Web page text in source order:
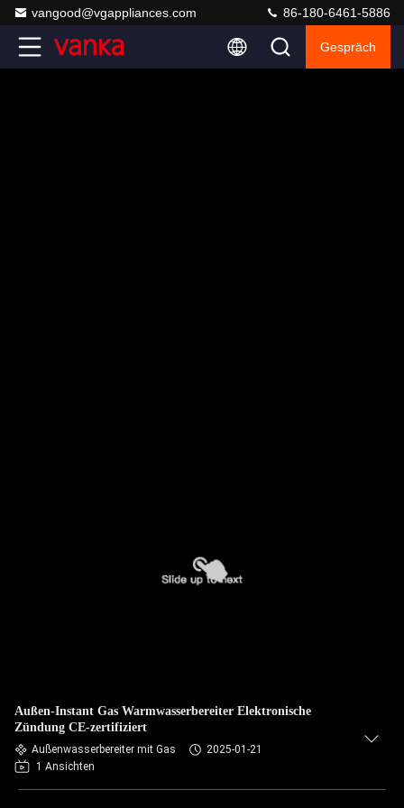
vangood@vgappliances.com 86-180-6461-5886
Gespräch
Außen-Instant Gas Warmwasserbereiter Elektronische
Zündung CE-zertifiziert
Außenwasserbereiter mit Gas
2025-01-21
1 Ansichten